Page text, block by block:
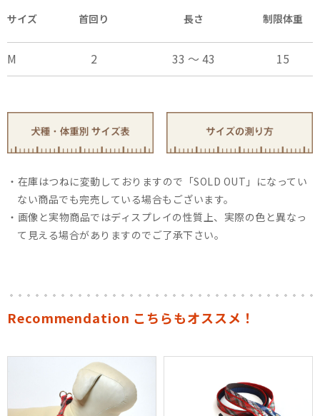
サイズ 首回り 長さ 制限体重
M 2 33 ～ 43 15
在庫はつねに変動しておりますので「SOLD OUT」になってい
ない商品でも完売している場合もございます。
画像と実物商品ではディスプレイの性質上、実際の色と異なっ
て見える場合がありますのでご了承下さい。
Recommendation こちらもオススメ！